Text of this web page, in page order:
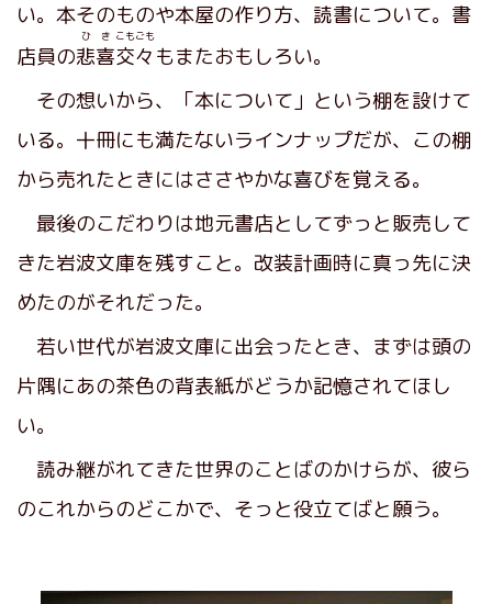
い。本そのものや本屋の作り方、読書について。書
店員の悲喜
ひき
交々
こもごも
もまたおもしろい。
その想いから、「本について」という棚を設けて
いる。十冊にも満たないラインナップだが、この棚
から売れたときにはささやかな喜びを覚える。
最後のこだわりは地元書店としてずっと販売して
きた岩波文庫を残すこと。改装計画時に真っ先に決
めたのがそれだった。
若い世代が岩波文庫に出会ったとき、まずは頭の
片隅にあの茶色の背表紙がどうか記憶されてほし
い。
読み継がれてきた世界のことばのかけらが、彼ら
のこれからのどこかで、そっと役立てばと願う。